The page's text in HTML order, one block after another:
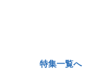
特集一覧へ